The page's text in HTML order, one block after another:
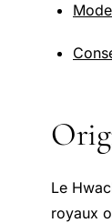
Le
royaux